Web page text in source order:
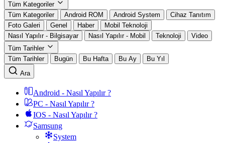
Tüm Kategoriler
Tüm Kategoriler
Android ROM Android System
Cihaz Tanıtım
Foto Galeri
Genel Haber
Mobil Teknoloji
Nasıl Yapılır - Bilgisayar
Nasıl Yapılır - Mobil Teknoloji
Video
Tüm Tarihler
Tüm Tarihler
Bugün Bu Hafta Bu Ay
Bu Yıl
Ara
Android - Nasıl Yapılır ?
PC - Nasıl Yapılır ?
IOS - Nasıl Yapılır ?
Samsung
System